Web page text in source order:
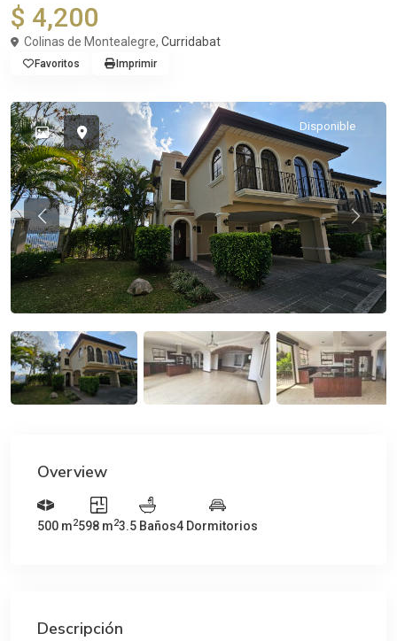
$ 4,200
Colinas de Montealegre, Curridabat
Favoritos Imprimir
Disponible
Previous
Overview
500 m2598 m23.5 Baños4 Dormitorios
Descripción